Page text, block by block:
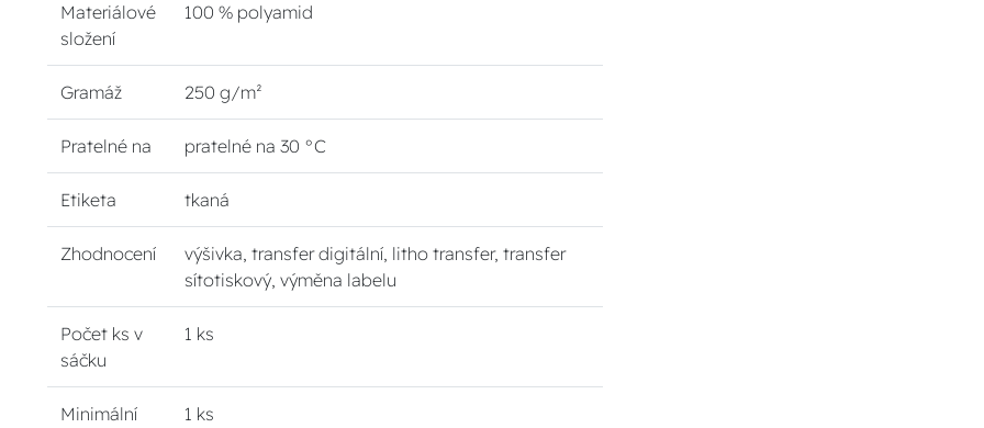
Materiálové
složení
100 % polyamid
Gramáž 250 g/m²
Pratelné na pratelné na 30 °C
Etiketa tkaná
Zhodnocení
výšivka, transfer digitální, litho transfer, transfer
sítotiskový, výměna labelu
Počet ks v
sáčku
1 ks
Minimální
1 ks